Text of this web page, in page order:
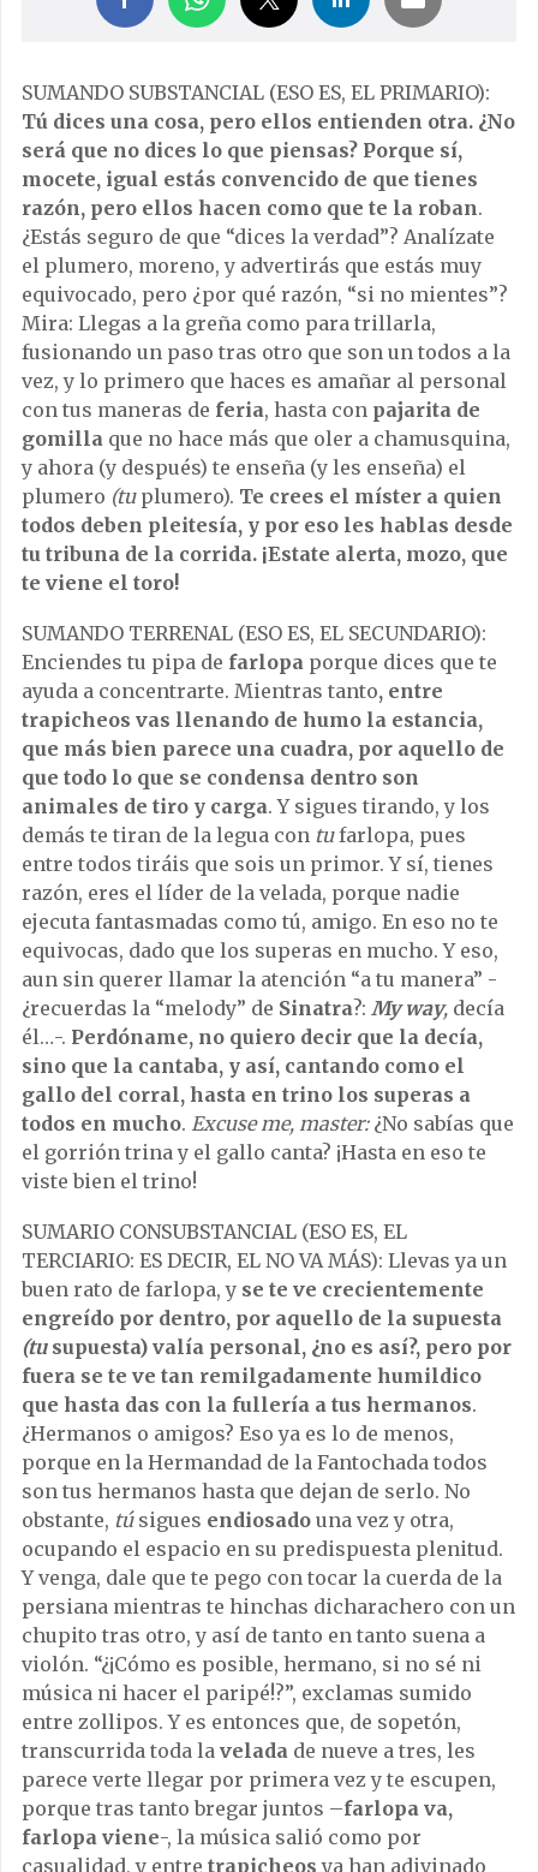
SUMANDO SUBSTANCIAL (ESO ES, EL PRIMARIO):
Tú dices una cosa, pero ellos entienden otra. ¿No
será que no dices lo que piensas? Porque sí,
mocete, igual estás convencido de que tienes
razón, pero ellos hacen como que te la roban.
¿Estás seguro de que “dices la verdad”? Analízate
el plumero, moreno, y advertirás que estás muy
equivocado, pero ¿por qué razón, “si no mientes”?
Mira: Llegas a la greña como para trillarla,
fusionando un paso tras otro que son un todos a la
vez, y lo primero que haces es amañar al personal
con tus maneras de feria, hasta con pajarita de
gomilla que no hace más que oler a chamusquina,
y ahora (y después) te enseña (y les enseña) el
plumero (tuplumero). Te crees el míster a quien
todos deben pleitesía, y por eso les hablas desde
tu tribuna de la corrida. ¡Estate alerta, mozo, que
te viene el toro!
SUMANDO TERRENAL (ESO ES, EL SECUNDARIO):
Enciendes tu pipa de farlopa porque dices que te
ayuda a concentrarte. Mientras tanto, entre
trapicheos vas llenando de humo la estancia,
que más bien parece una cuadra, por aquello de
que todo lo que se condensa dentro son
animales de tiro y carga. Y sigues tirando, y los
demás te tiran de la legua con tufarlopa, pues
entre todos tiráis que sois un primor. Y sí, tienes
razón, eres el líder de la velada, porque nadie
ejecuta fantasmadas como tú, amigo. En eso no te
equivocas, dado que los superas en mucho. Y eso,
aun sin querer llamar la atención “a tu manera” -
¿recuerdas la “melody” de Sinatra?: My way, decía
él…-. Perdóname, no quiero decir que la decía,
sino que la cantaba, y así, cantando como el
gallo del corral, hasta en trino los superas a
todos en mucho. Excuse me, master: ¿No sabías que
el gorrión trina y el gallo canta? ¡Hasta en eso te
viste bien el trino!
SUMARIO CONSUBSTANCIAL (ESO ES, EL
TERCIARIO: ES DECIR, EL NO VA MÁS): Llevas ya un
buen rato de farlopa, y se te ve crecientemente
engreído por dentro, por aquello de la supuesta
(tusupuesta) valía personal, ¿no es así?, pero por
fuera se te ve tan remilgadamente humildico
que hasta das con la fullería a tus hermanos.
¿Hermanos o amigos? Eso ya es lo de menos,
porque en la Hermandad de la Fantochada todos
son tus hermanos hasta que dejan de serlo. No
obstante, túsigues endiosado una vez y otra,
ocupando el espacio en su predispuesta plenitud.
Y venga, dale que te pego con tocar la cuerda de la
persiana mientras te hinchas dicharachero con un
chupito tras otro, y así de tanto en tanto suena a
violón. “¿¡Cómo es posible, hermano, si no sé ni
música ni hacer el paripé!?”, exclamas sumido
entre zollipos. Y es entonces que, de sopetón,
transcurrida toda la velada de nueve a tres, les
parece verte llegar por primera vez y te escupen,
porque tras tanto bregar juntos –farlopa va,
farlopa viene-, la música salió como por
casualidad, y entre trapicheos ya han adivinado